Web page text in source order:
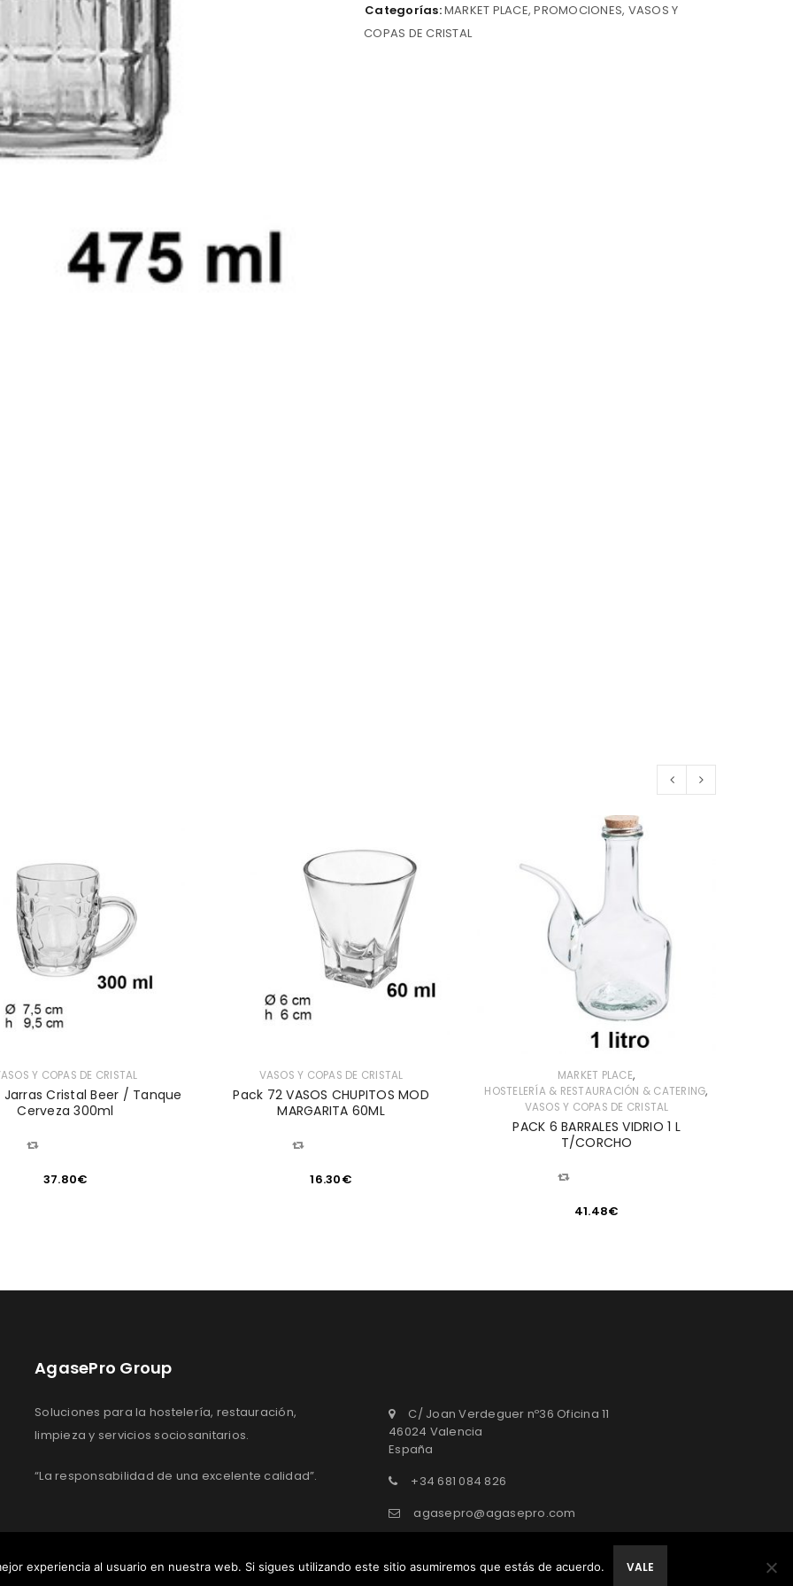
Categorías:MARKET PLACE,PROMOCIONES, VASOS Y
COPAS DE CRISTAL
Y COPAS DE CRISTAL
Jarras Cristal Beer / Tanque
Cerveza 300ml
COMPARAR
37.80€
VASOS Y COPAS DE CRISTAL
Pack 72 VASOS CHUPITOS MOD
MARGARITA 60ML
COMPARAR
16.30€
MARKET PLACE,
HOSTELERÍA & RESTAURACIÓN & CATERING,
VASOS Y COPAS DE CRISTAL
PACK 6 BARRALES VIDRIO 1 L
T/CORCHO
COMPARAR
41.48€
AgasePro Group
Soluciones para la hostelería, restauración,
limpieza y servicios sociosanitarios.
“La responsabilidad de una excelente calidad”.
C/ Joan Verdeguer nº36 Oficina 11
46024 Valencia
España
+34 681 084 826
agasepro@agasepro.com
experiencia al usuario en nuestra web. Si sigues utilizando este sitio asumiremos que estás de acuerdo. VALE